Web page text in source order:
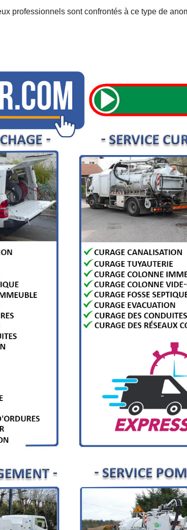
professionnels sont confrontés à ce type de